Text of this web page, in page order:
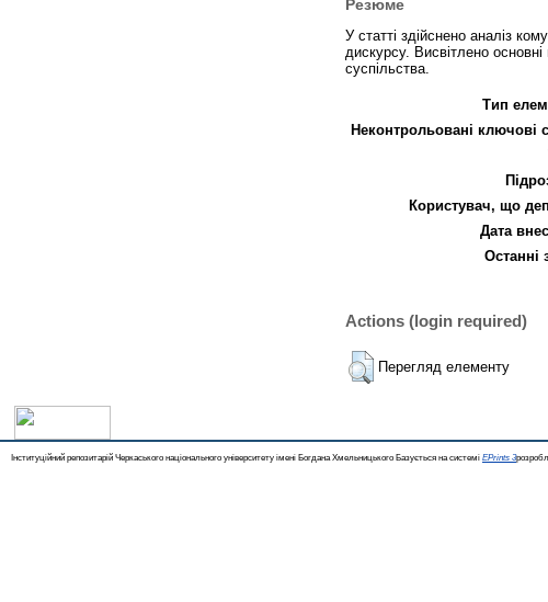
Резюме
У статті здійснено аналіз
дискурсу. Висвітлено
суспільства.
Тип
Неконтрольовані ключові
Користувач, що
Дата
Останні
Actions (login required)
Перегляд елементу
Інституційний репозитарій Черкаського національного університету імені Богдана Хмельницького Базується на системі EPrints 3